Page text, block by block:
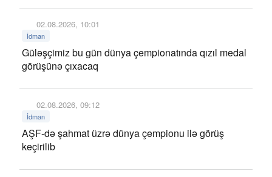
02.08.2026, 10:01
İdman
Güləşçimiz bu gün dünya çempionatında qızıl medal
görüşünə çıxacaq
02.08.2026, 09:12
İdman
AŞF-də şahmat üzrə dünya çempionu ilə görüş
keçirilib